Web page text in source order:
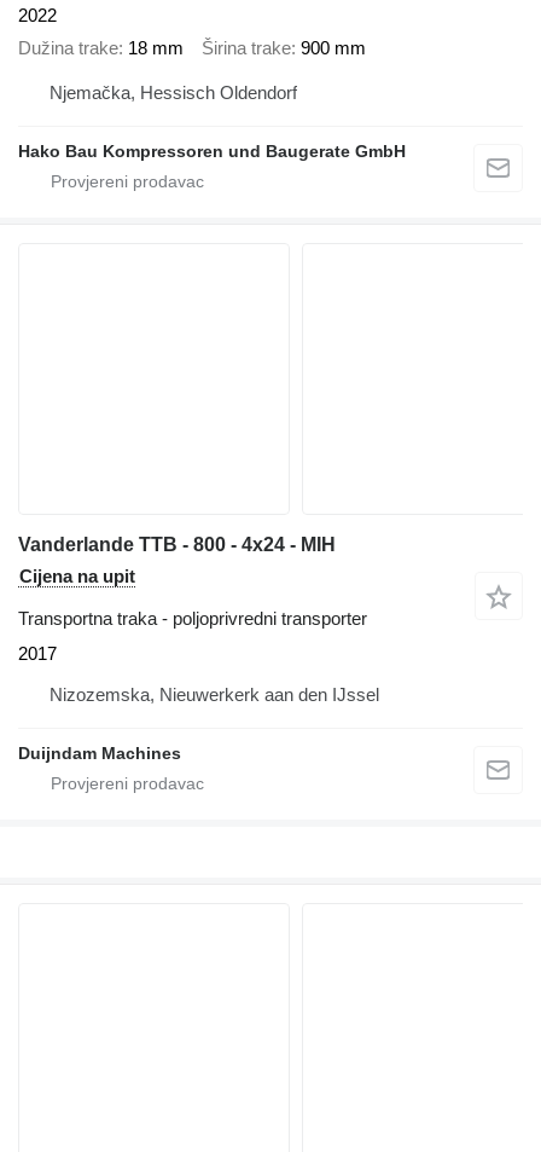
2022
Dužina trake 18 mm Širina trake 900 mm
Njemačka, Hessisch Oldendorf
Hako Bau Kompressoren und Baugerate GmbH
Vanderlande TTB - 800 - 4x24 - MIH
Cijena na upit
Transportna traka - poljoprivredni transporter
2017
Nizozemska, Nieuwerkerk aan den IJssel
Duijndam Machines